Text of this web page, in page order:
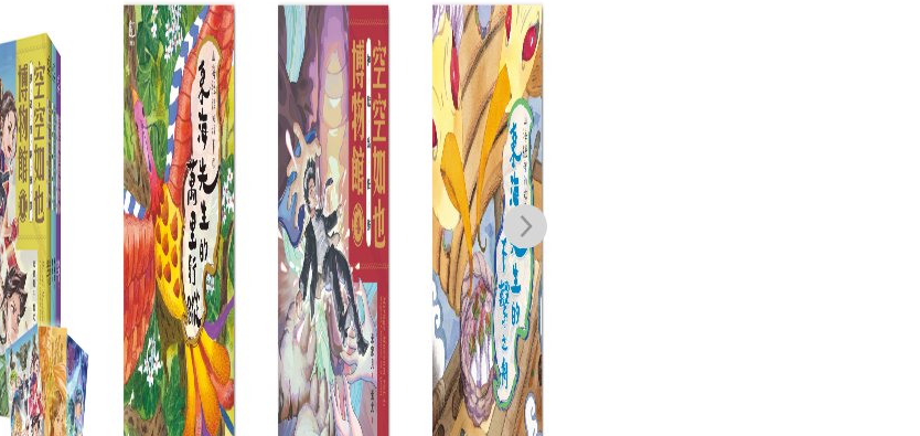
水上人家：香港
生活故事選
霍玉英
NT$280
NT$ 221